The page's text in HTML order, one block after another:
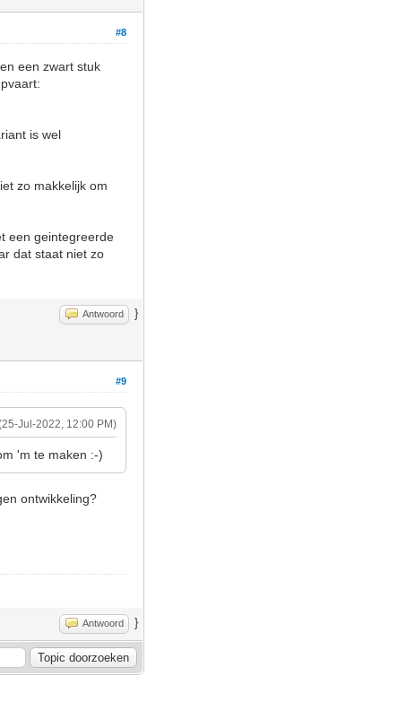
#8
een zwart stuk
is wel
zo makkelijk om
een geintegreerde
dat staat niet zo
Antwoord }
#9
Jul-2022, 12:00 PM)
'm te maken :-)
ontwikkeling?
Antwoord }